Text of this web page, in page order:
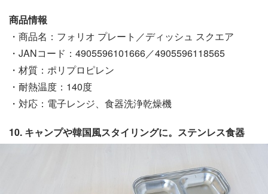
商品情報
・商品名：フォリオ プレート／ディッシュ スクエア
・JANコード：4905596101666／4905596118565
・材質：ポリプロピレン
・耐熱温度：140度
・対応：電子レンジ、食器洗浄乾燥機
10. キャンプや韓国風スタイリングに。ステンレス食器